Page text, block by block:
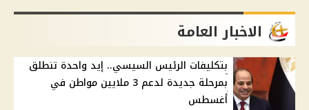
الاخبار العامة
بتكليفات الرئيس السيسي.. إيد واحدة تنطلق
بمرحلة جديدة لدعم 3 ملايين مواطن في
أغسطس